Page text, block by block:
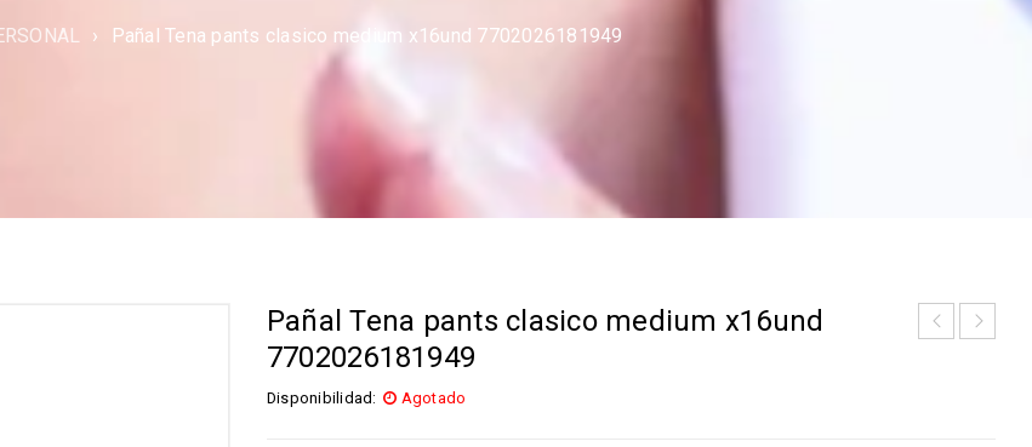
› Pañal Tena pants clasico medium x16und 7702026181949
Pañal Tena pants clasico medium x16und
7702026181949
Disponibilidad: Agotado